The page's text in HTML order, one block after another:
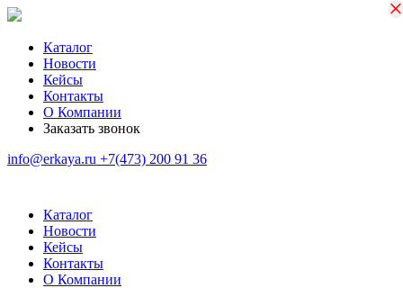
Каталог
Новости
Кейсы
Контакты
О Компании
Заказать звонок
info@erkaya.ru +7(473) 200 91 36
Каталог
Новости
Кейсы
Контакты
О Компании
×
×